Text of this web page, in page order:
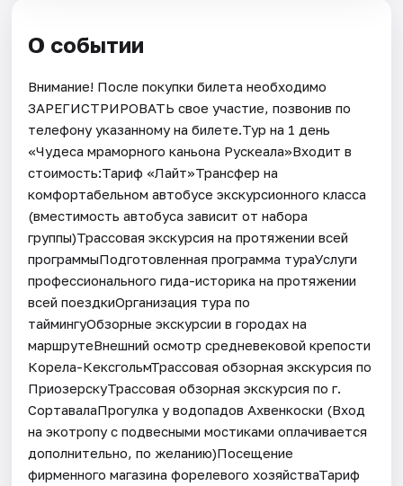
О событии
Внимание! После покупки билета необходимо
ЗАРЕГИСТРИРОВАТЬ свое участие, позвонив по
телефону указанному на билете.Тур на 1 день
«Чудеса мраморного каньона Рускеала»Входит в
стоимость:Тариф «Лайт»Трансфер на
комфортабельном автобусе экскурсионного класса
(вместимость автобуса зависит от набора
группы)Трассовая экскурсия на протяжении всей
программыПодготовленная программа тураУслуги
профессионального гида-историка на протяжении
всей поездкиОрганизация тура по
таймингуОбзорные экскурсии в городах на
маршрутеВнешний осмотр средневековой крепости
Корела-КексгольмТрассовая обзорная экскурсия по
ПриозерскуТрассовая обзорная экскурсия по г.
СортавалаПрогулка у водопадов Ахвенкоски (Вход
на экотропу с подвесными мостиками оплачивается
дополнительно, по желанию)Посещение
фирменного магазина форелевого хозяйстваТариф